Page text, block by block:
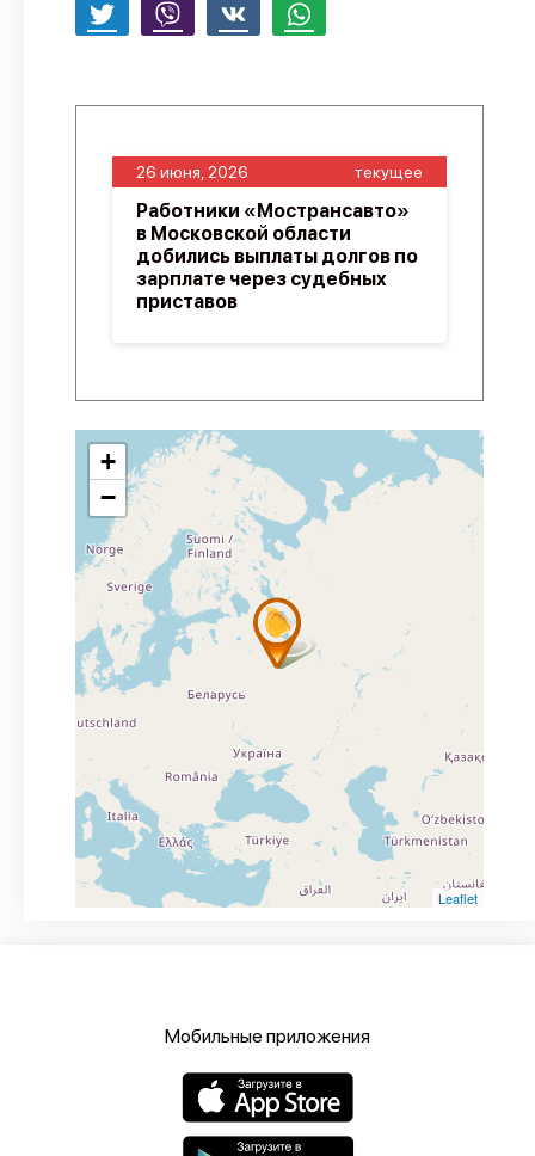
26 июня, 2026 текущее
Работники «Мострансавто»
в Московской области
добились выплаты долгов по
зарплате через судебных
приставов
+
−
Leaflet
Мобильные приложения